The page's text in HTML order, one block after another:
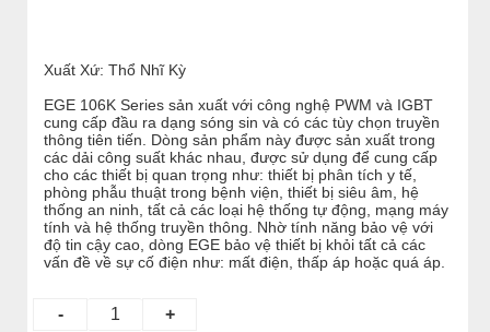
Xuất Xứ: Thổ Nhĩ Kỳ
EGE 106K Series sản xuất với công nghệ PWM và IGBT
cung cấp đầu ra dạng sóng sin và có các tùy chọn truyền
thông tiên tiến. Dòng sản phẩm này được sản xuất trong
các dải công suất khác nhau, được sử dụng để cung cấp
cho các thiết bị quan trọng như: thiết bị phân tích y tế,
phòng phẫu thuật trong bệnh viện, thiết bị siêu âm, hệ
thống an ninh, tất cả các loại hệ thống tự động, mạng máy
tính và hệ thống truyền thông. Nhờ tính năng bảo vệ với
độ tin cậy cao, dòng EGE bảo vệ thiết bị khỏi tất cả các
vấn đề về sự cố điện như: mất điện, thấp áp hoặc quá áp.